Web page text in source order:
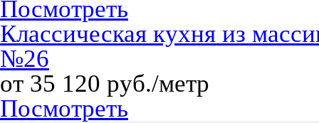
Посмотреть
Классическая кухня из
№26
от 35 120 руб./метр
Посмотреть